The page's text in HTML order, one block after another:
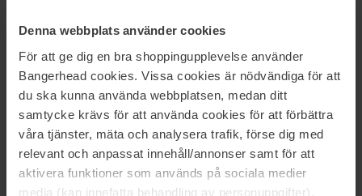
Denna webbplats använder cookies
För att ge dig en bra shoppingupplevelse använder
Bangerhead cookies. Vissa cookies är nödvändiga för att
du ska kunna använda webbplatsen, medan ditt
samtycke krävs för att använda cookies för att förbättra
våra tjänster, mäta och analysera trafik, förse dig med
relevant och anpassat innehåll/annonser samt för att
aktivera funktioner som används på sociala medier
media (kan innefatta behandling av personuppgifter).
Producten die Verso’s geavanceerde vitamine A
bevatten
Verso N°4 Super Facial Serum With Retinol8
Dankzij Retinol 8 geeft dit serum de huid zichtbaar meer
stevigheid, een gladdere textuur en een mooie glow –
zonder irritatie.